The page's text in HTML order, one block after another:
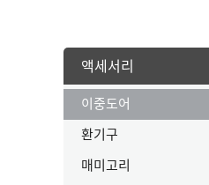
액세서리
이중도어
환기구
매미고리